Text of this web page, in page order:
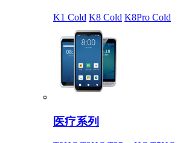
K1 Cold K8 Cold K8Pro Cold
医疗系列